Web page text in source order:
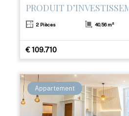
PRODUIT
2 Pièces 40.56 m²
€ 109.710
Appartement